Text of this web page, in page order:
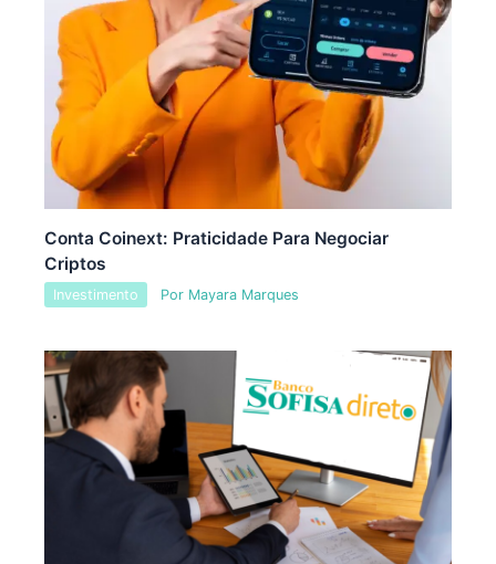
Conta Coinext: Praticidade Para Negociar
Criptos
Investimento Por Mayara Marques